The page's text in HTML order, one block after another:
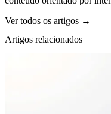
Ver todos os artigos →
Artigos relacionados